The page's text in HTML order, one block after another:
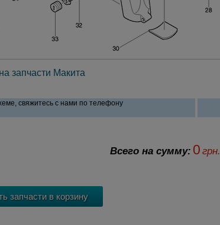
запчасти Макита
свяжитесь с нами по телефону
Всего на сумму: 0 грн.